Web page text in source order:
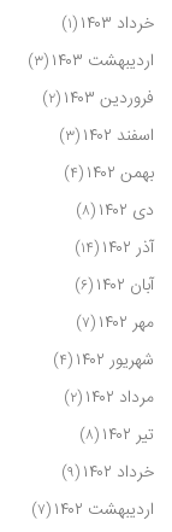
خرداد ۱۴۰۳
(۱)
اردیبهشت ۱۴۰۳ (۳)
فروردین ۱۴۰۳ (۲)
اسفند ۱۴۰۲ (۳)
بهمن ۱۴۰۲ (۴)
دی ۱۴۰۲ (۸)
آذر ۱۴۰۲ (۱۴)
آبان ۱۴۰۲ (۶)
مهر ۱۴۰۲ (۷)
شهریور ۱۴۰۲ (۴)
مرداد ۱۴۰۲ (۲)
تیر ۱۴۰۲ (۸)
خرداد ۱۴۰۲ (۹)
اردیبهشت ۱۴۰۲ (۷)